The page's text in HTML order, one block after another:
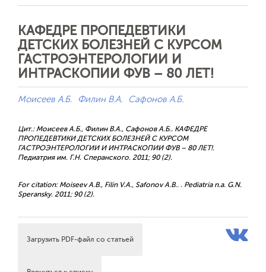
КАФЕДРЕ ПРОПЕДЕВТИКИ
ДЕТСКИХ БОЛЕЗНЕЙ С КУРСОМ
ГАСТРОЭНТЕРОЛОГИИ И
ИНТРАСКОПИИ ФУВ – 80 ЛЕТ!
Моисеев А.Б. Филин В.А. Сафонов А.Б.
Цит.: Моисеев А.Б., Филин В.А., Сафонов А.Б.. КАФЕДРЕ
ПРОПЕДЕВТИКИ ДЕТСКИХ БОЛЕЗНЕЙ С КУРСОМ
ГАСТРОЭНТЕРОЛОГИИ И ИНТРАСКОПИИ ФУВ – 80 ЛЕТ!.
Педиатрия им. Г.Н. Сперанского. 2011; 90 (2).
For citation: Moiseev A.B., Filin V.A., Safonov A.B.. . Pediatria n.a. G.N.
Speransky. 2011; 90 (2).
Загрузить PDF-файл со статьей